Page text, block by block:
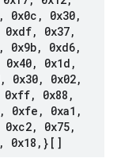
, 0x0c , 0x30,
0xdf, 0x37,
, 0x9b, 0xd6,
0x40, 0x1d ,
, 0x30, 0x02,
0xff, 0x88 ,
, 0xfe , 0xa1 ,
0xc2, 0x75,
, 0x18 , }[]